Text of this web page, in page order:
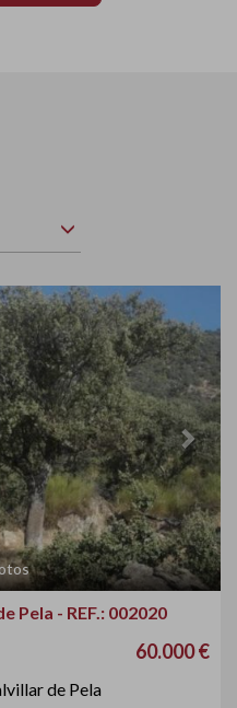
Pela - REF.: 002020
60.000 €
de Pela